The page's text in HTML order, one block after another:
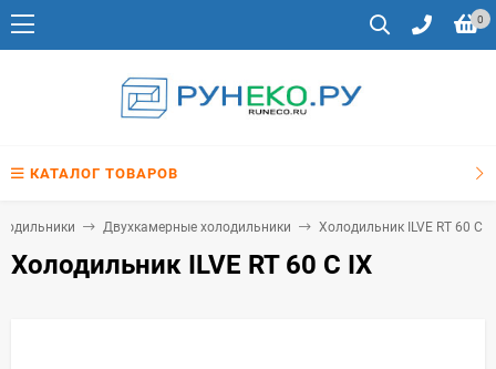
0
КАТАЛОГ ТОВАРОВ
Двухкамерные холодильники Холодильник ILVE RT 60 C
Холодильник ILVE RT 60 C IX